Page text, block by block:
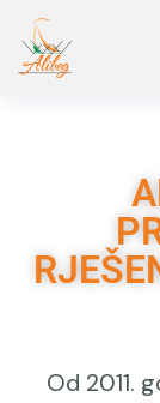
Od 2011.